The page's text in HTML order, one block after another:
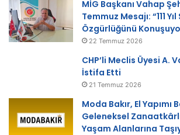
MİG Başkanı Vahap
Temmuz Mesajı: “111
Özgürlüğünü
22 Temmuz 2026
CHP’li Meclis Üyesi A.
İstifa Etti
21 Temmuz 2026
Moda Bakır, El Yapımı
Geleneksel
Yaşam Alanlarına